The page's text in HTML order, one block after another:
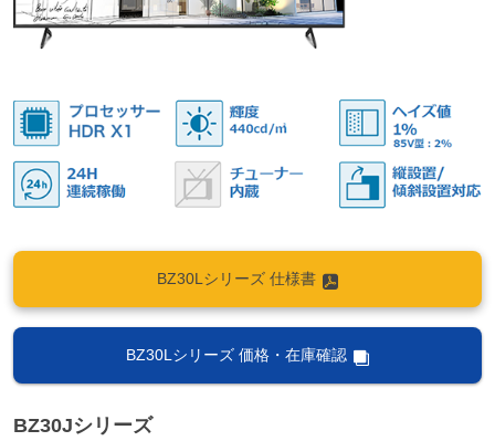
BZ30Lシリーズ 仕様書
BZ30Lシリーズ 価格・在庫確認
BZ30Jシリーズ